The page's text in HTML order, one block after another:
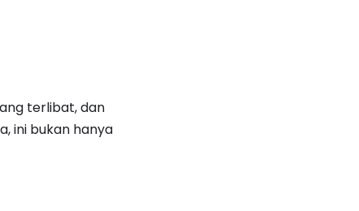
terlibat, dan
ini bukan hanya